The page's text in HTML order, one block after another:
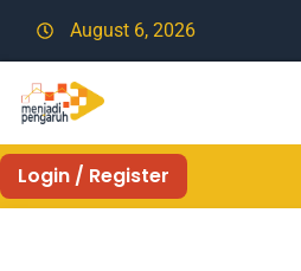
August 6, 2026
Login / Register